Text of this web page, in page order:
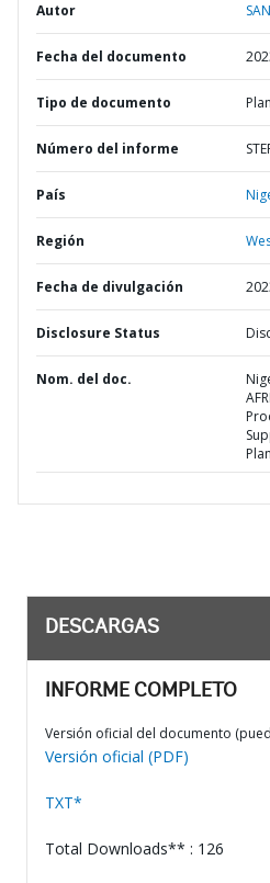
Autor
Fecha del documento
Tipo de documento
Número del informe
País
Región
Fecha de divulgación
Disclosure Status
Nom. del doc.
Plan
DESCARGAS
INFORME COMPLETO
Versión oficial del documento
Versión oficial (PDF)
TXT*
Total Downloads** : 126